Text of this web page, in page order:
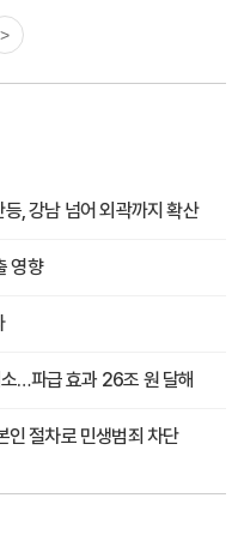
>
, 강남 넘어 외곽까지 확산
영향
…파급 효과 26조 원 달해
인 절차로 민생범죄 차단